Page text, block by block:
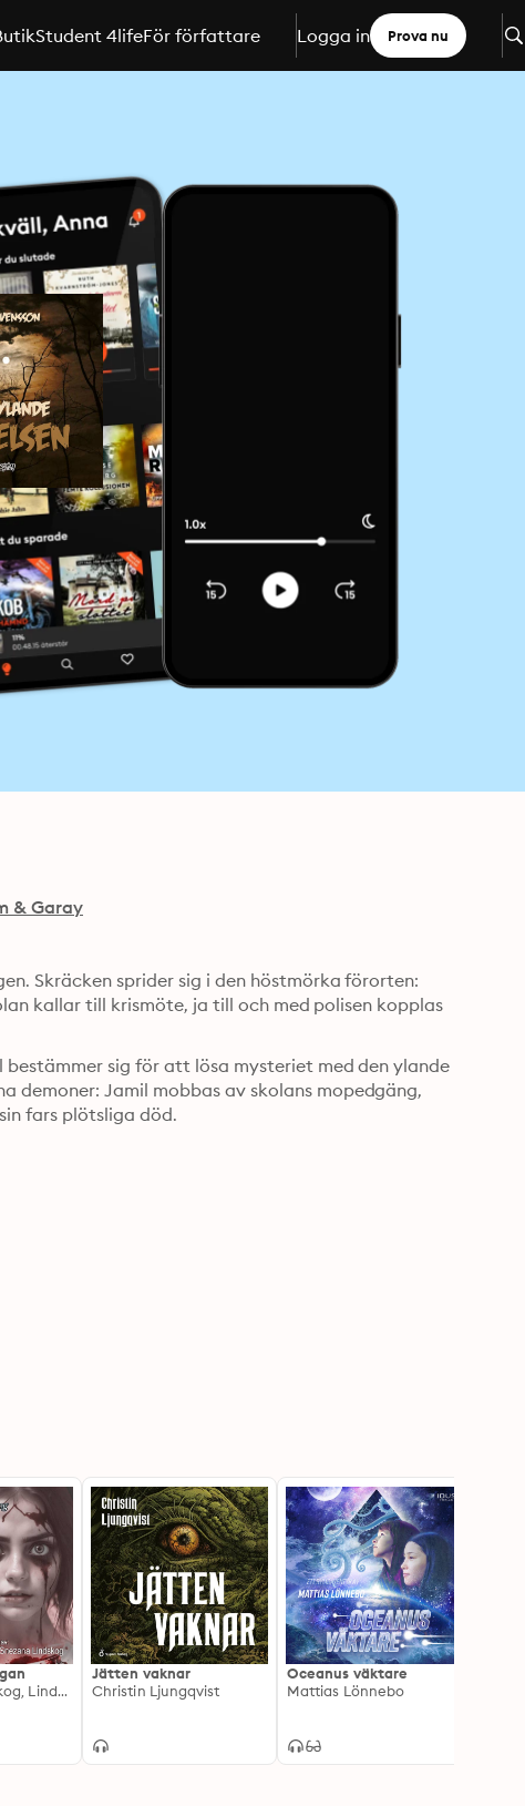
Student 4lifeFör författare Logga in Prova nu
& Garay
Skräcken sprider sig i den höstmörka förorten:
kallar till krismöte, ja till och med polisen kopplas
bestämmer sig för att lösa mysteriet med den ylande
demoner: Jamil mobbas av skolans mopedgäng,
fars plötsliga död.
Snezana Lindskog, Linda J. Nilsson
Jätten vaknar
Christin Ljungqvist
Oceanus väktare
Mattias Lönnebo